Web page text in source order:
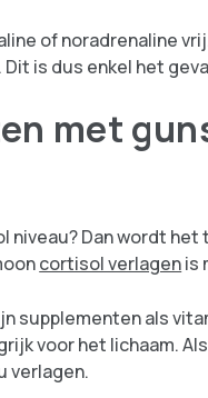
of noradrenaline
is dus enkel het
met
niveau? Dan wordt
cortisol verlagenis
supplementen als
voor het lichaam.
verlagen.